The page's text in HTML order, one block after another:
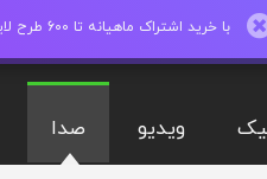
با خرید اشتراک ماهیانه تا 600 طرح لایه باز، وکتور، عکس، فایل های ویدیو وصدا دانلود کنید.
ویدیو صدا